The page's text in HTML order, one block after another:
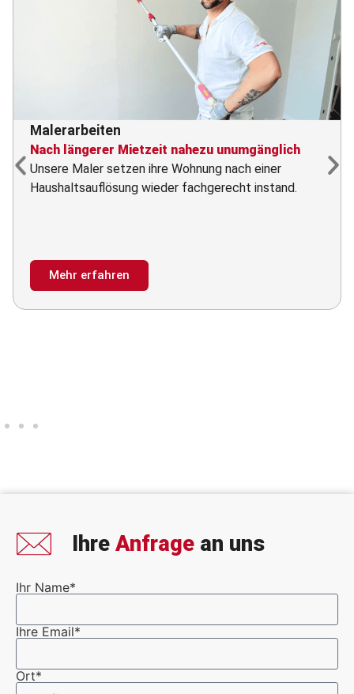
Malerarbeiten
Nach längerer Mietzeit nahezu unumgänglich
Unsere Maler setzen ihre Wohnung nach einer
Haushaltsauflösung wieder fachgerecht instand.
Mehr erfahren
Ihre Anfragean uns
Ihr Name*
Ihre Email*
Ort*